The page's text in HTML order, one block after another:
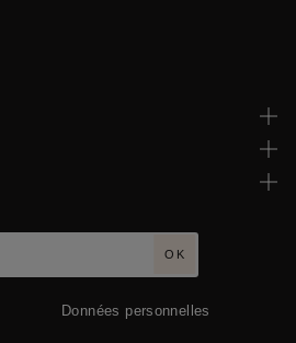
OK
Données personnelles